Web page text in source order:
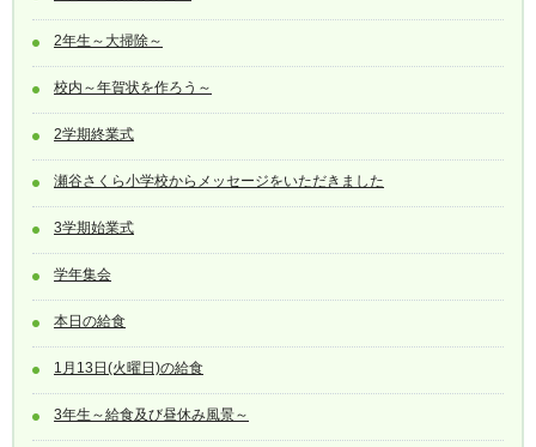
2年生～大掃除～
校内～年賀状を作ろう～
2学期終業式
瀬谷さくら小学校からメッセージをいただきました
3学期始業式
学年集会
本日の給食
1月13日(火曜日)の給食
3年生～給食及び昼休み風景～